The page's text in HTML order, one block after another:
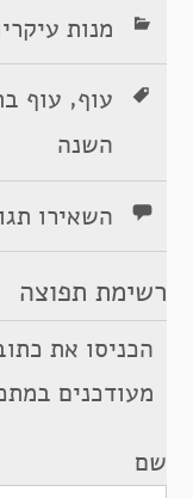
מנות
עוף, עוף
השנה
השאירו
רשימת תפוצה
הכניסו את
מעודכנים
שם